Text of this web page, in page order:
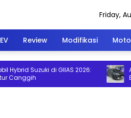
Friday,
EV Review Modifikasi
Suzuki di GIIAS 2026:
All